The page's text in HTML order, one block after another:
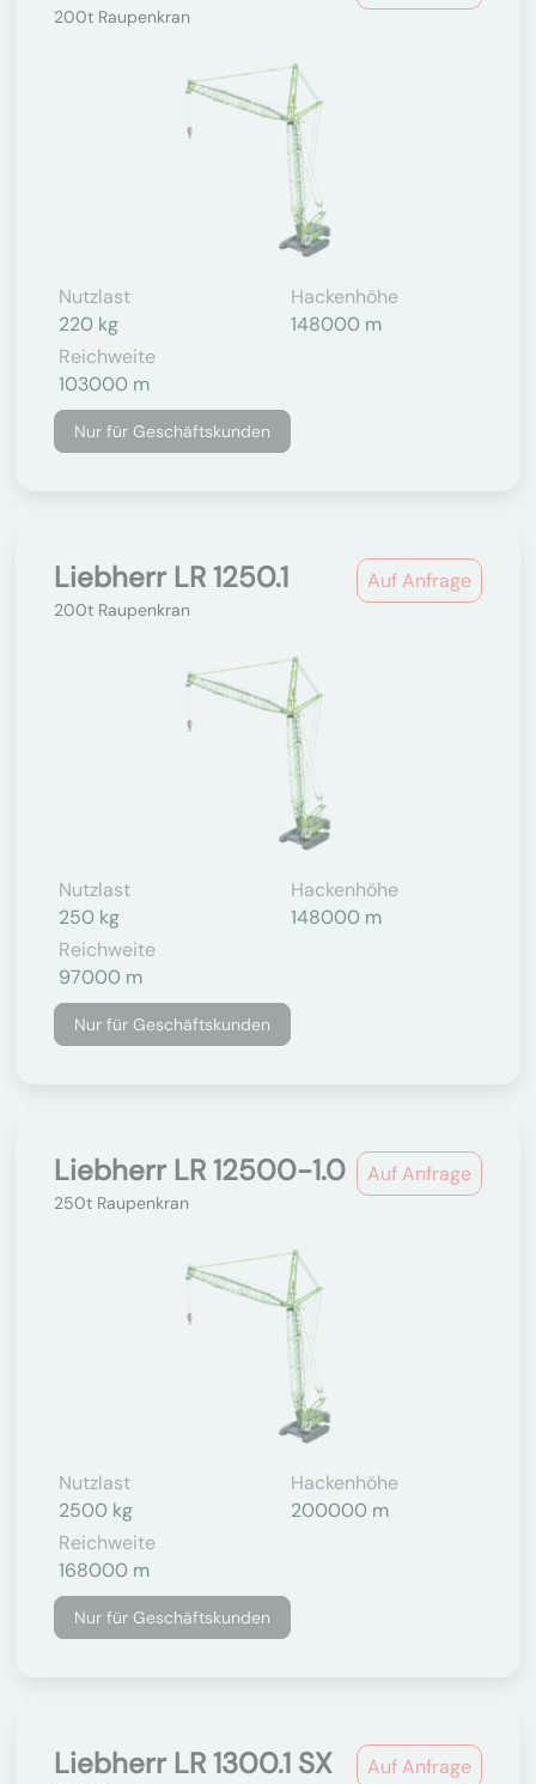
200t Raupenkran
Nutzlast
220 kg
Hackenhöhe
148000 m
Reichweite
103000 m
Nur für Geschäftskunden
Auf Anfrage
Liebherr LR 1250.1
200t Raupenkran
Nutzlast
250 kg
Hackenhöhe
148000 m
Reichweite
97000 m
Nur für Geschäftskunden
Auf Anfrage
Liebherr LR 12500-1.0
250t Raupenkran
Nutzlast
2500 kg
Hackenhöhe
200000 m
Reichweite
168000 m
Nur für Geschäftskunden
Auf Anfrage
Liebherr LR 1300.1 SX